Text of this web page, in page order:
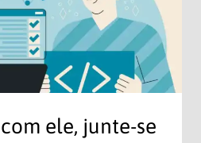
ele, junte-se